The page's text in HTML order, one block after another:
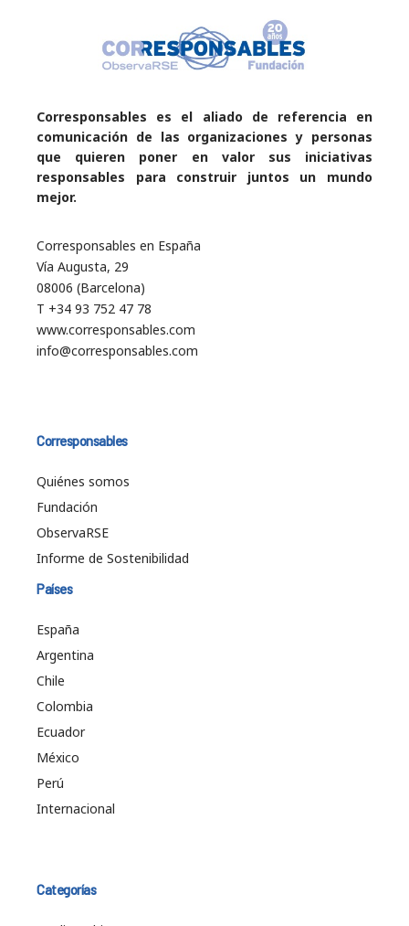
Corresponsables es el aliado de referencia en
comunicación de las organizaciones y personas
que quieren poner en valor sus iniciativas
responsables para construir juntos un mundo
mejor.
Corresponsables en España
Vía Augusta, 29
08006 (Barcelona)
T +34 93 752 47 78
www.corresponsables.com
info@corresponsables.com
Corresponsables
Quiénes somos
Fundación
ObservaRSE
Informe de Sostenibilidad
Países
España
Argentina
Chile
Colombia
Ecuador
México
Perú
Internacional
Categorías